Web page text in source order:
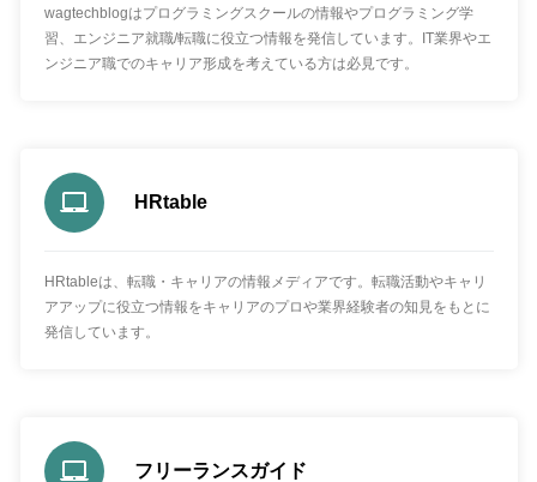
wagtechblogはプログラミングスクールの情報やプログラミング学
習、エンジニア就職/転職に役立つ情報を発信しています。IT業界やエ
ンジニア職でのキャリア形成を考えている方は必見です。
HRtable
HRtableは、転職・キャリアの情報メディアです。転職活動やキャリ
アアップに役立つ情報をキャリアのプロや業界経験者の知見をもとに
発信しています。
フリーランスガイド